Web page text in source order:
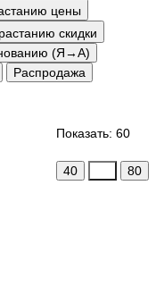
цены
скидки
(Я→А)
Распродажа
Показать: 60
40 80